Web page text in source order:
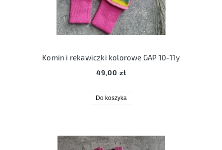
Komin i rekawiczki kolorowe GAP 10-11y
49,00 zł
Do koszyka